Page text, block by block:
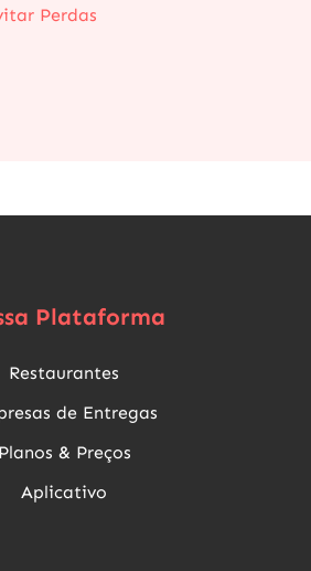
Perdas
Plataforma
Restaurantes
de Entregas
Planos & Preços
Aplicativo